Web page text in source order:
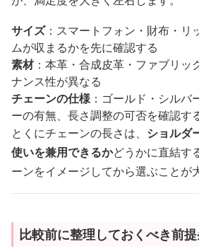
サイズ：スマートフォン・財布・リ
ムが収まるかを先に確認する
素材：本革・合成皮革・ファブリッ
ナンス性が異なる
チェーンの仕様：ゴールド・シルバ
ーの有無、長さ調整の可否を確認す
とくにチェーンの長さは、 ショルダ
使いを兼用できるかどうかに直結す
ーンをイメージしてから選ぶことが
比較前に整理しておくべき前